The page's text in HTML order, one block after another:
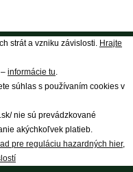
strát a vzniku závislosti. Hrajte
informácie tu.
súhlas s používaním cookies v
nie sú prevádzkované
akýchkoľvek platieb.
pre reguláciu hazardných hier,